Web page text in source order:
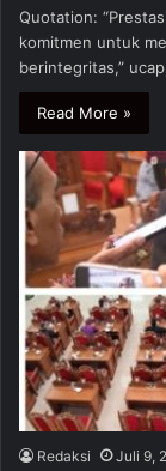
Quotation:
komitmen untuk
berintegritas,”
Read More »
Redaksi Juli 9,